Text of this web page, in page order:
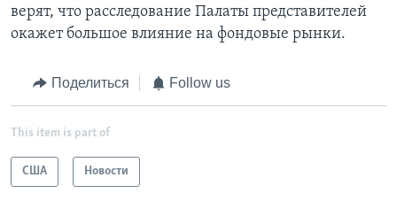
верят, что расследование Палаты представителей
окажет большое влияние на фондовые рынки.
Поделиться Follow us
This item is part of
США Новости